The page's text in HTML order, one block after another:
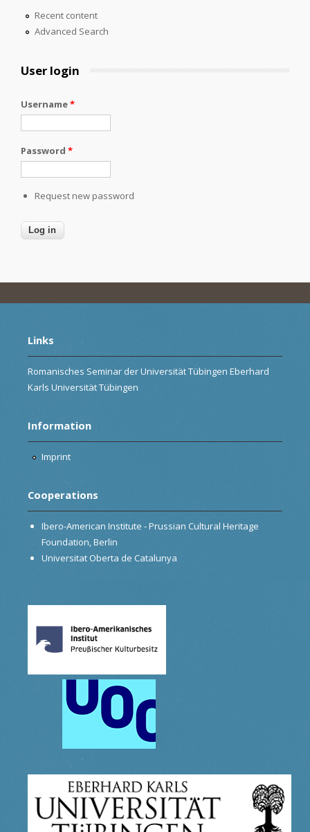
Recent content
Advanced Search
User login
Username*
Password *
Request new password
Links
Romanisches Seminar der Universität Tübingen Eberhard
Karls Universität Tübingen
Information
Imprint
Cooperations
Ibero-American Institute - Prussian Cultural Heritage
Foundation, Berlin
Universitat Oberta de Catalunya